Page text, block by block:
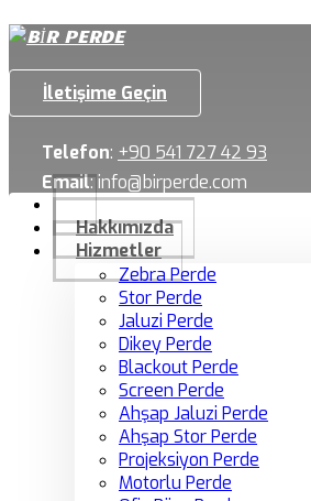
İletişime Geçin
Telefon: +90 541 727 42 93
Email:info@birperde.com
Hakkımızda
Hizmetler
Zebra Perde
Stor Perde
Jaluzi Perde
Dikey Perde
Blackout Perde
Screen Perde
Ahşap Jaluzi Perde
Ahşap Stor Perde
Projeksiyon Perde
Motorlu Perde